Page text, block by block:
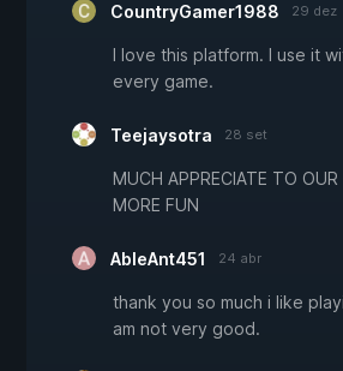
CountryGamer1988 29 dez
I love this platform. I use it
every game.
Teejaysotra 28 set
MUCH APPRECIATE TO OUR
MORE FUN
AbleAnt451 24 abr
thank you so much i like
am not very good.